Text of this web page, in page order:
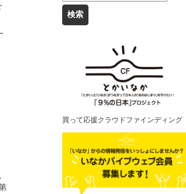
買って応援クラウドファインディング